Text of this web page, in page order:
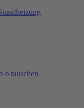
o tauschen